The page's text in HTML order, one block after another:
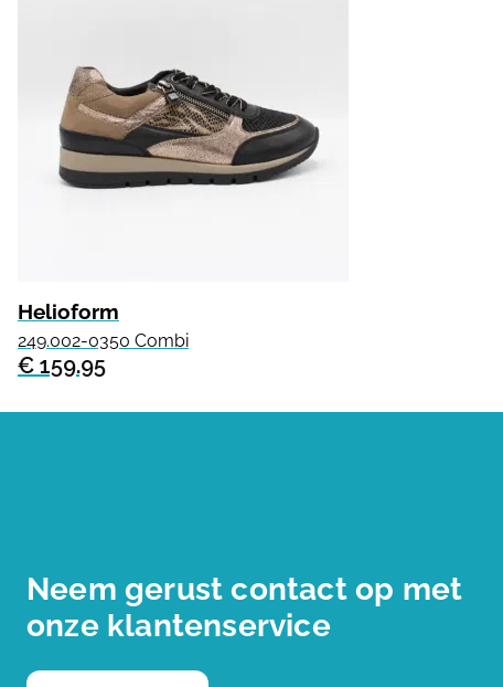
Helioform
249.002-0350 Combi
€ 159.95
Neem gerust contact op met
onze klantenservice